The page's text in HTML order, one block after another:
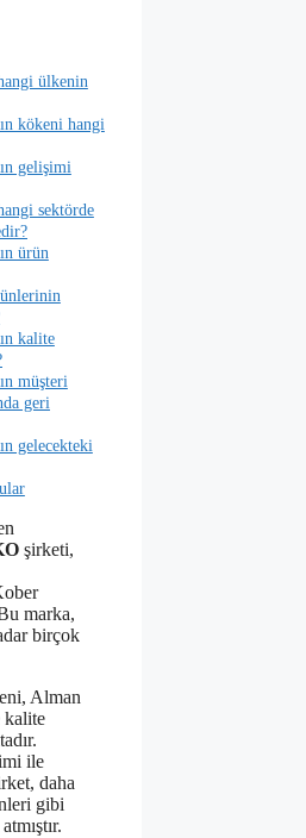
ülkenin
kökeni hangi
gelişimi
sektörde
ürün
kalite
müşteri
geri
gelecekteki
şirketi,
marka,
birçok
Alman
kalite
ile
daha
gibi